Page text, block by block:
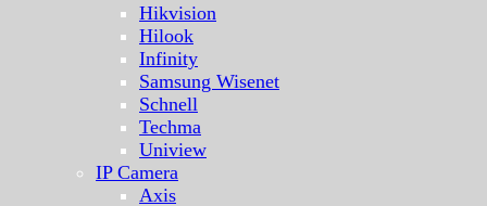
Hikvision
Hilook
Infinity
Samsung Wisenet
Schnell
Techma
Uniview
IP Camera
Axis